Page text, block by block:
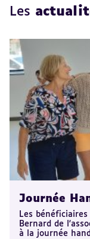
Les
Journée
Les
Bernard de
à la journée